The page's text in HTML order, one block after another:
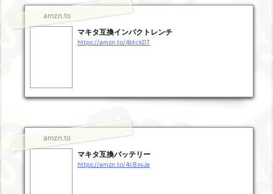
amzn.to
マキタ互換インパクトレンチ
https://amzn.to/4btckDT
amzn.to
マキタ互換バッテリー
https://amzn.to/4cBxsJe